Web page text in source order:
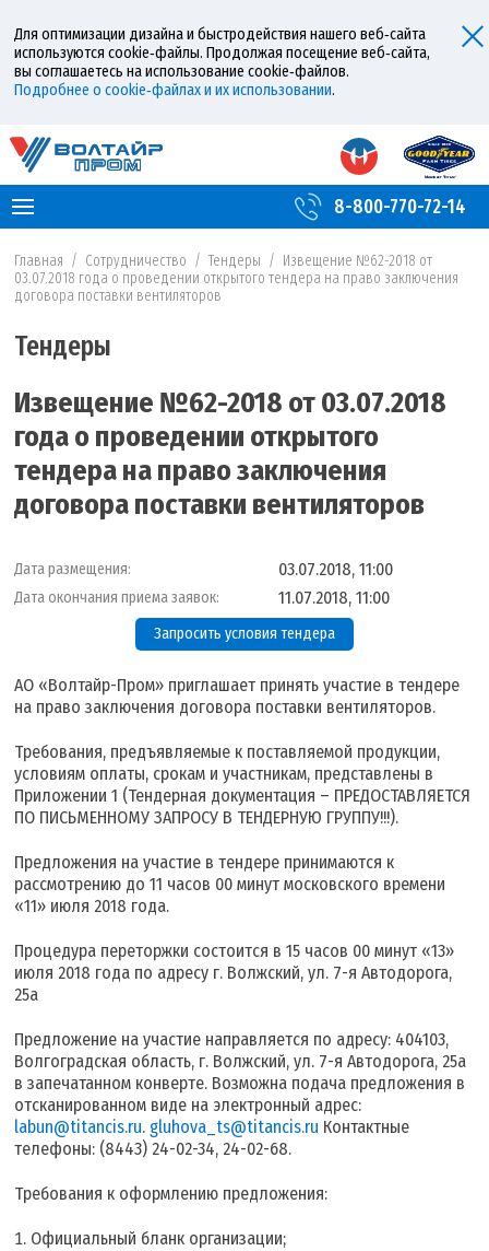
Для оптимизации дизайна и быстродействия нашего веб‑сайта
используются cookie‑файлы. Продолжая посещение веб‑сайта,
вы соглашаетесь на использование cookie‑файлов.
Подробнее о cookie‑файлах и их использовании.
8-800-770-72-14
Главная / Сотрудничество / Тендеры / Извещение №62-2018 от
03.07.2018 года о проведении открытого тендера на право заключения
договора поставки вентиляторов
Тендеры
Извещение №62-2018 от 03.07.2018
года о проведении открытого
тендера на право заключения
договора поставки вентиляторов
Дата размещения: 03.07.2018, 11:00
Дата окончания приема заявок: 11.07.2018, 11:00
Запросить условия тендера
АО «Волтайр-Пром» приглашает принять участие в тендере
на право заключения договора поставки вентиляторов.
Требования, предъявляемые к поставляемой продукции,
условиям оплаты, срокам и участникам, представлены в
Приложении 1 (Тендерная документация – ПРЕДОСТАВЛЯЕТСЯ
ПО ПИСЬМЕННОМУ ЗАПРОСУ В ТЕНДЕРНУЮ ГРУППУ!!!).
Предложения на участие в тендере принимаются к
рассмотрению до 11 часов 00 минут московского времени
«11» июля 2018 года.
Процедура переторжки состоится в 15 часов 00 минут «13»
июля 2018 года по адресу г. Волжский, ул. 7-я Автодорога,
25а
Предложение на участие направляется по адресу: 404103,
Волгоградская область, г. Волжский, ул. 7-я Автодорога, 25а
в запечатанном конверте. Возможна подача предложения в
отсканированном виде на электронный адрес:
labun@titancis.ru. gluhova_ts@titancis.ru Контактные
телефоны: (8443) 24-02-34, 24-02-68.
Требования к оформлению предложения:
Официальный бланк организации;